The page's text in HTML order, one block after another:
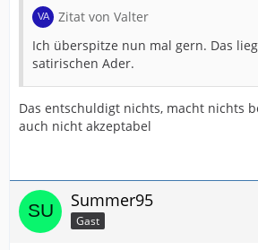
Zitat von Valter
Ich überspitze nun mal gern. Das
satirischen Ader.
Das entschuldigt nichts, macht nichts
auch nicht akzeptabel
Summer95
Gast